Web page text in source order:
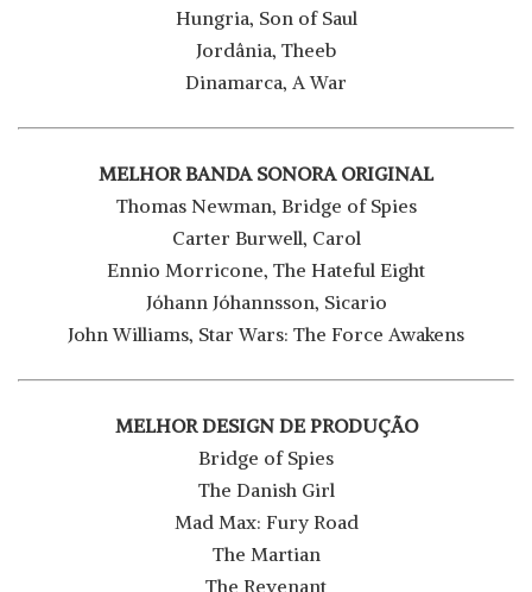
Hungria, Son of Saul
Jordânia, Theeb
Dinamarca, A War
MELHOR BANDA SONORA ORIGINAL
Thomas Newman, Bridge of Spies
Carter Burwell, Carol
Ennio Morricone, The Hateful Eight
Jóhann Jóhannsson, Sicario
John Williams, Star Wars: The Force Awakens
MELHOR DESIGN DE PRODUÇÃO
Bridge of Spies
The Danish Girl
Mad Max: Fury Road
The Martian
The Revenant